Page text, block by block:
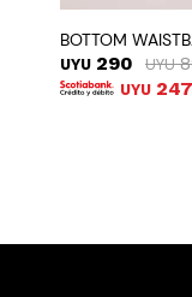
BOTTOM
UYU 290 UYU
UYU 247